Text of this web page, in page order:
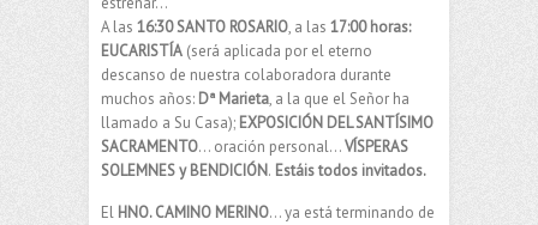
A las 16:30 SANTO ROSARIO, a las 17:00 horas:
EUCARISTÍA (será aplicada por el eterno
descanso de nuestra colaboradora durante
muchos años: Dª Marieta, a la que el Señor ha
llamado a Su Casa); EXPOSICIÓN DEL SANTÍSIMO
SACRAMENTO… oración personal…VÍSPERAS
SOLEMNES y BENDICIÓN. Estáis todos invitados.
El HNO. CAMINO MERINO… ya está terminando de